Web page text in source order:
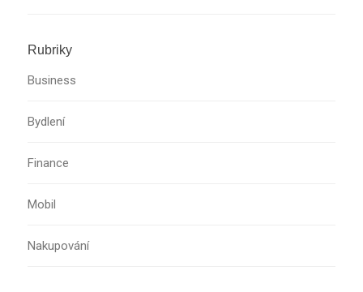
Rubriky
Business
Bydlení
Finance
Mobil
Nakupování